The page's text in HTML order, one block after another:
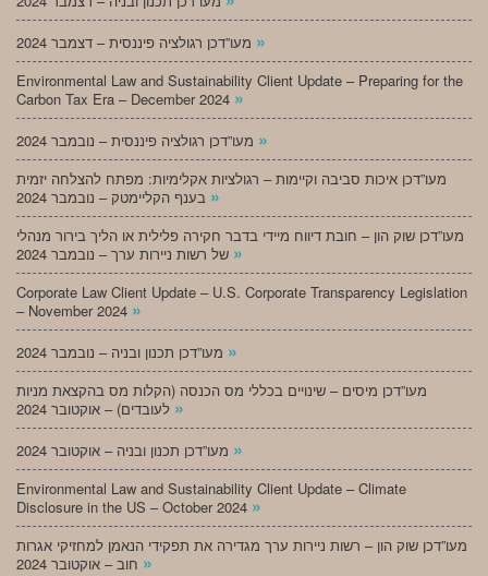
»
Environmental Law and Sustainability Client Update – Preparing for the
Carbon Tax Era – December 2024 »
»
מעו”דכן איכות סביבה וקיימות – רגולציות אקלימיות: מפתח להצלחה יזמית
»
מעו”דכן שוק הון – חובת דיווח מיידי בדבר חקירה פלילית או הליך בירור מנהלי
»
Corporate Law Client Update – U.S. Corporate Transparency Legislation
– November 2024 »
»
מעו”דכן מיסים – שינויים בכללי מס הכנסה (הקלות מס בהקצאת מניות
»
»
Environmental Law and Sustainability Client Update – Climate
Disclosure in the US – October 2024 »
מעו”דכן שוק הון – רשות ניירות ערך מגדירה את תפקידי הנאמן למחזיקי אגרות
»